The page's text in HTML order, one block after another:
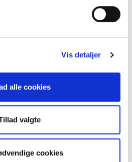
Vis detaljer
alle cookies
valgte
cookies